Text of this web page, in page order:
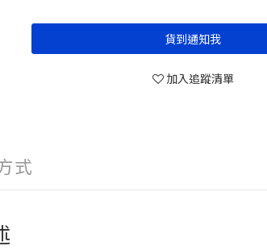
貨到通知我
加入追蹤清單
式